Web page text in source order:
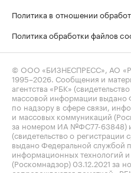
Политика в отношении
Политика обработки файлов
© ООО «БИЗНЕСПРЕСС», АО
1995–2026 . Сообщения и
агентства «РБК»
массовой информации выдано
по надзору в сфере связи,
и массовых коммуникаций
за номером ИА №ФС77-63848)
(свидетельство о
выдано Федеральной службой
информационных технологий
(Роскомнадзор) 03.12.2021